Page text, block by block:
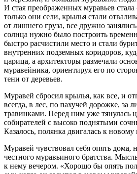
И стая преображенных муравьев
только они сели, крылья стали
от лишнего груза, все дружно
солнца нужно было построить
быстро расчистили место и стали
внутренних подземных коридоров,
царица, а архитекторы размечали
муравейника, ориентируя его по
тени от деревьев.
Муравей сбросил крылья, как все, и
всегда, в лес, по пахучей дорожке, за
травинками. Перед ним уже тянулась
собирателей с высоко поднятыми
Казалось, полянка двигалась к новому
Муравей чувствовал себя опять
честного муравьиного братства.
к нему вечером. «Хорошо бы опять